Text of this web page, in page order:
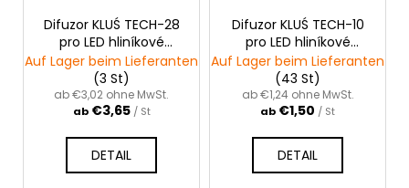
Difuzor KLUŚ TECH-28
pro LED hliníkové
profily |šedý
Auf Lager beim Lieferanten
(3 St)
ab €3,02 ohne MwSt.
ab€3,65 / St
DETAIL
Difuzor KLUŚ TECH-10
pro LED hliníkové
profily |šedý
Auf Lager beim Lieferanten
(43 St)
ab €1,24 ohne MwSt.
ab €1,50 / St
DETAIL